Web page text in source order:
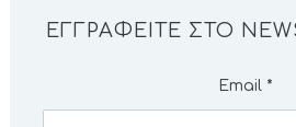
ΕΓΓΡΑΦΕΊΤΕ ΣΤΟ
Email *